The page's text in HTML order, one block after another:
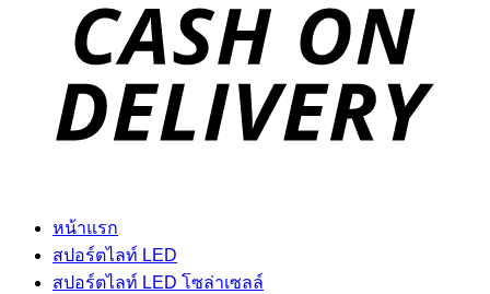
หน้าแรก
สปอร์ตไลท์ LED
สปอร์ตไลท์ LED โซล่าเซลล์